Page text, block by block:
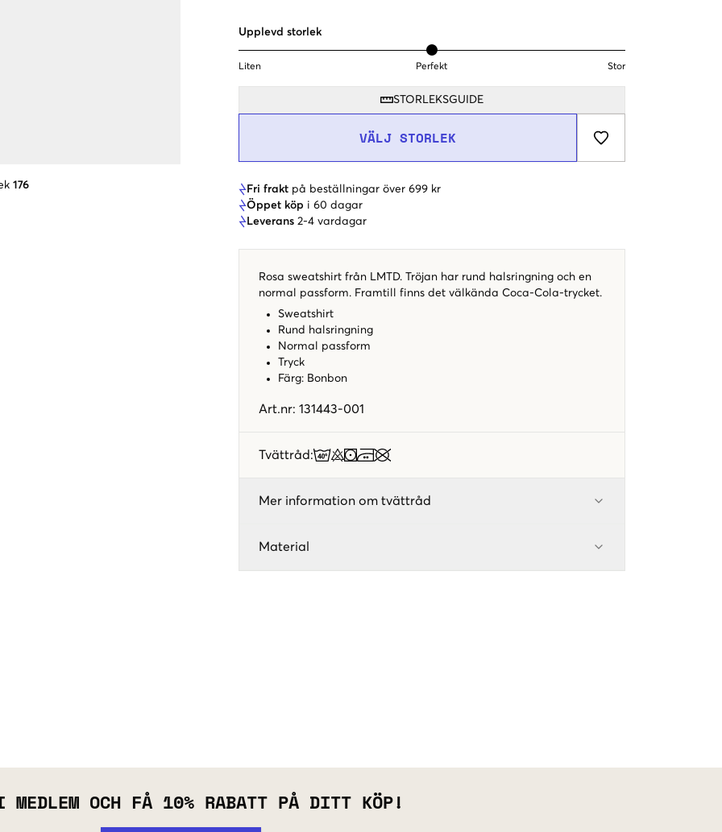
176
Upplevd storlek
Liten Perfekt Stor
STORLEKSGUIDE
VÄLJ STORLEK
Fri frakt på beställningar över 699 kr
Öppet köp i 60 dagar
Leverans 2-4 vardagar
Rosa sweatshirt från LMTD. Tröjan har rund halsringning och en
normal passform. Framtill finns det välkända Coca-Cola-trycket.
Sweatshirt
Rund halsringning
Normal passform
Tryck
Färg: Bonbon
Art.nr: 131443-001
Tvättråd:
Mer information om tvättråd
Material
MEDLEM OCH FÅ 10% RABATT PÅ DITT KÖP!